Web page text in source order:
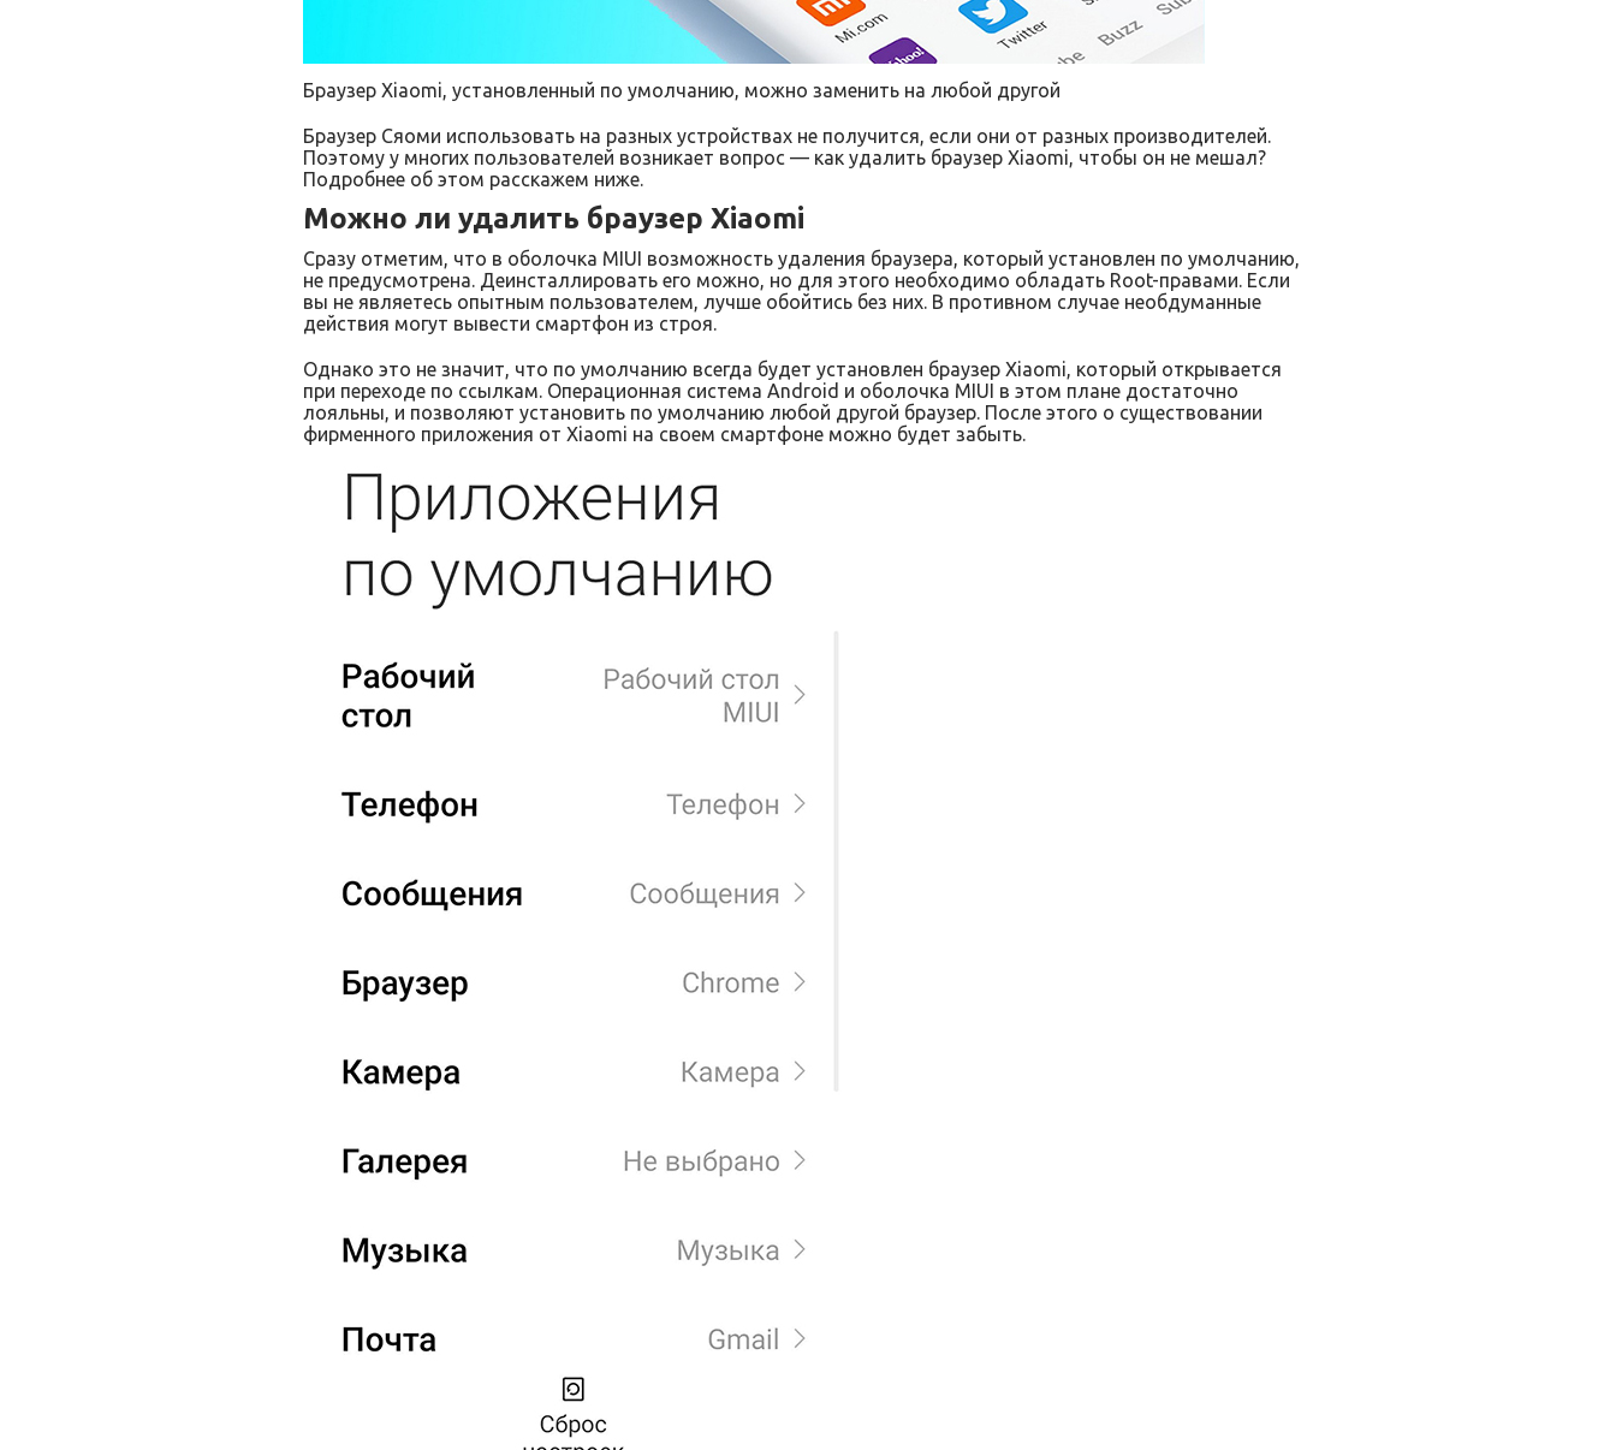
Браузер Xiaomi, установленный по умолчанию, можно заменить на любой другой
Браузер Сяоми использовать на разных устройствах не получится, если они от разных производителей.
Поэтому у многих пользователей возникает вопрос — как удалить браузер Xiaomi, чтобы он не мешал?
Подробнее об этом расскажем ниже.
Можно ли удалить браузер Xiaomi
Сразу отметим, что в оболочка MIUI возможность удаления браузера, который установлен по умолчанию,
не предусмотрена. Деинсталлировать его можно, но для этого необходимо обладать Root-правами. Если
вы не являетесь опытным пользователем, лучше обойтись без них. В противном случае необдуманные
действия могут вывести смартфон из строя.
Однако это не значит, что по умолчанию всегда будет установлен браузер Xiaomi, который открывается
при переходе по ссылкам. Операционная система Android и оболочка MIUI в этом плане достаточно
лояльны, и позволяют установить по умолчанию любой другой браузер. После этого о существовании
фирменного приложения от Xiaomi на своем смартфоне можно будет забыть.